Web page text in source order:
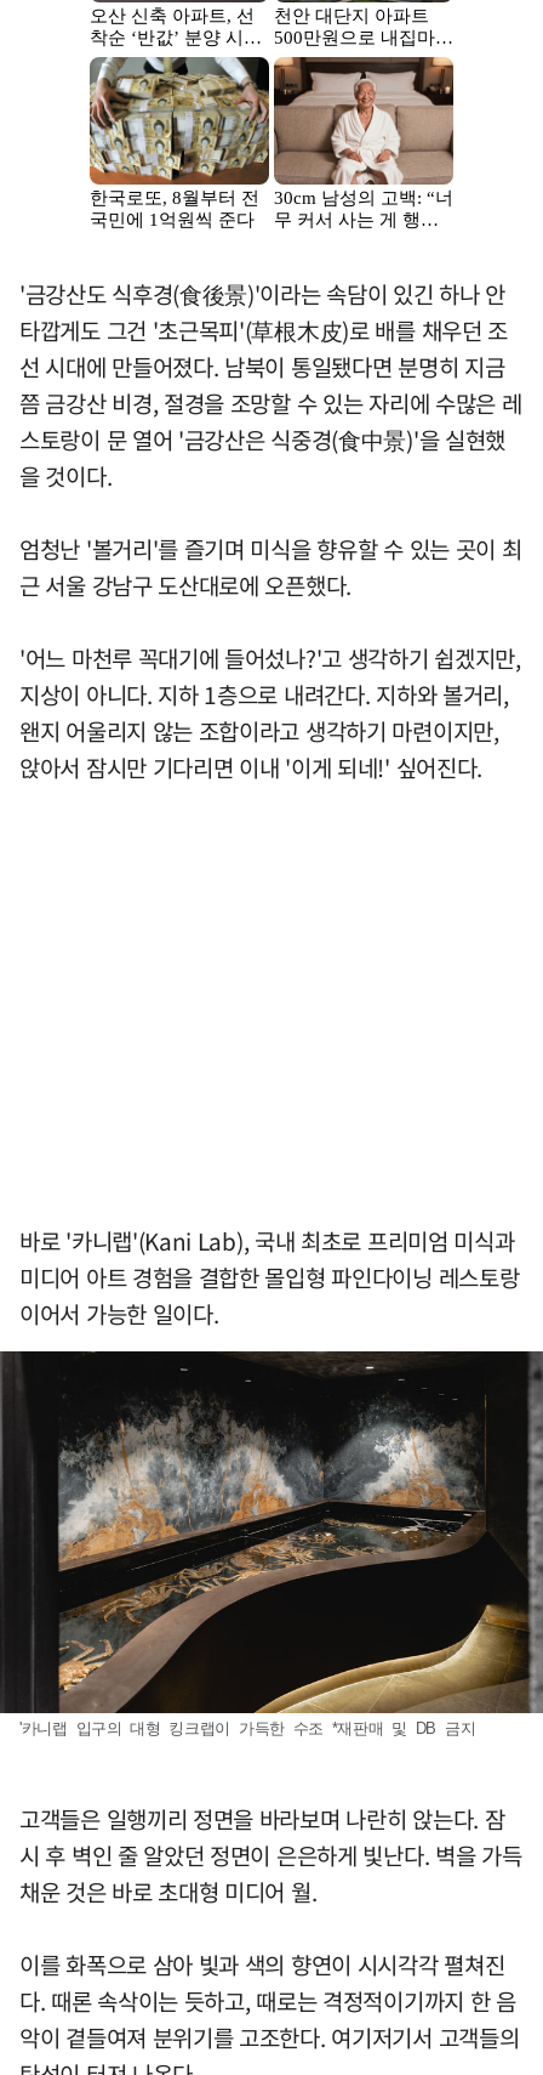
'금강산도 식후경(食後景)'이라는 속담이 있긴 하나 안
타깝게도 그건 '초근목피'(草根木皮)로 배를 채우던 조
선 시대에 만들어졌다. 남북이 통일됐다면 분명히 지금
쯤 금강산 비경, 절경을 조망할 수 있는 자리에 수많은 레
스토랑이 문 열어 '금강산은 식중경(食中景)'을 실현했
을 것이다.
엄청난 '볼거리'를 즐기며 미식을 향유할 수 있는 곳이 최
근 서울 강남구 도산대로에 오픈했다.
'어느 마천루 꼭대기에 들어섰나?'고 생각하기 쉽겠지만,
지상이 아니다. 지하 1층으로 내려간다. 지하와 볼거리,
왠지 어울리지 않는 조합이라고 생각하기 마련이지만,
앉아서 잠시만 기다리면 이내 '이게 되네!' 싶어진다.
바로 '카니랩'(Kani Lab), 국내 최초로 프리미엄 미식과
미디어 아트 경험을 결합한 몰입형 파인다이닝 레스토랑
이어서 가능한 일이다.
'카니랩 입구의 대형 킹크랩이 가득한 수조 *재판매 및 DB 금지
고객들은 일행끼리 정면을 바라보며 나란히 앉는다. 잠
시 후 벽인 줄 알았던 정면이 은은하게 빛난다. 벽을 가득
채운 것은 바로 초대형 미디어 월.
이를 화폭으로 삼아 빛과 색의 향연이 시시각각 펼쳐진
다. 때론 속삭이는 듯하고, 때로는 격정적이기까지 한 음
악이 곁들여져 분위기를 고조한다. 여기저기서 고객들의